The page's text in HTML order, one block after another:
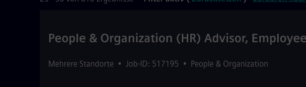
People & Organization (HR) Advisor,
Mehrere Standorte • Job-ID: 517195 • People & Organization